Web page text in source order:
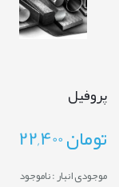
پروفیل
تومان
موجودی انبار :ناموجود